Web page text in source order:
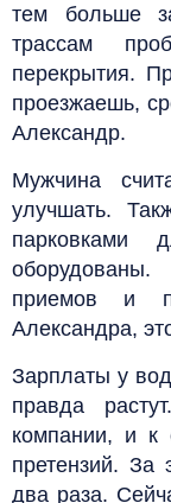
тем больше
трассам
перекрытия.
проезжаешь,
Александр.
Мужчина
улучшать.
парковками
приемов и
Александра,
Зарплаты у
правда
компании, и к
претензий. За
два раза.